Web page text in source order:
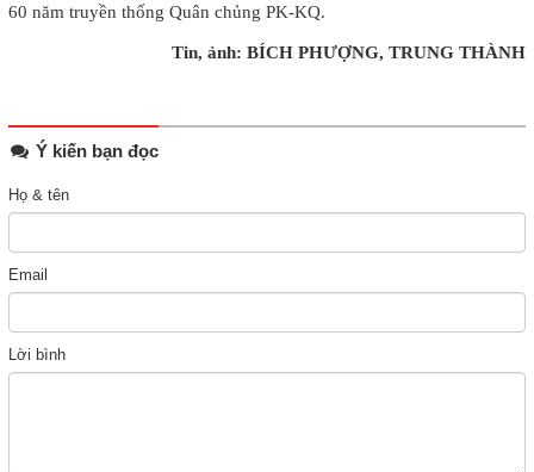
60 năm truyền thống Quân chủng PK-KQ.
Tin, ảnh: BÍCH PHƯỢNG, TRUNG THÀNH
Ý kiến bạn đọc
Họ & tên
Email
Lời bình